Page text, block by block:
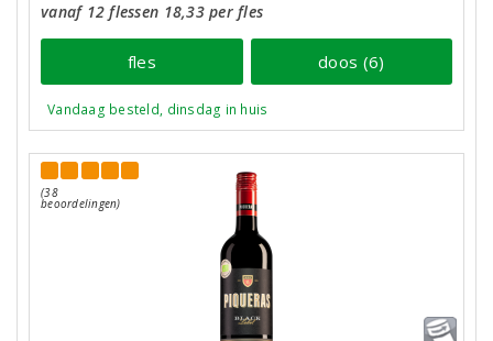
vanaf 12 flessen 18,33 per fles
fles doos (6)
Vandaag besteld, dinsdag in huis
(38
beoordelingen)